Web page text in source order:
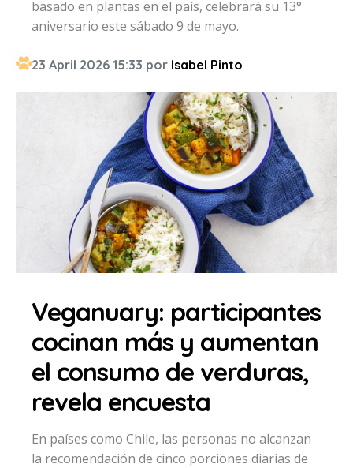
basado en plantas en el país, celebrará su 13°
aniversario este sábado 9 de mayo.
23 April 2026 15:33 por Isabel Pinto
Veganuary: participantes
cocinan más y aumentan
el consumo de verduras,
revela encuesta
En países como Chile, las personas no alcanzan
la recomendación de cinco porciones diarias de